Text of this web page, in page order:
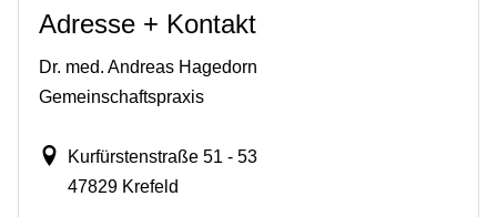
Adresse + Kontakt
Dr. med. Andreas Hagedorn
Gemeinschaftspraxis
Kurfürstenstraße 51 - 53
47829 Krefeld